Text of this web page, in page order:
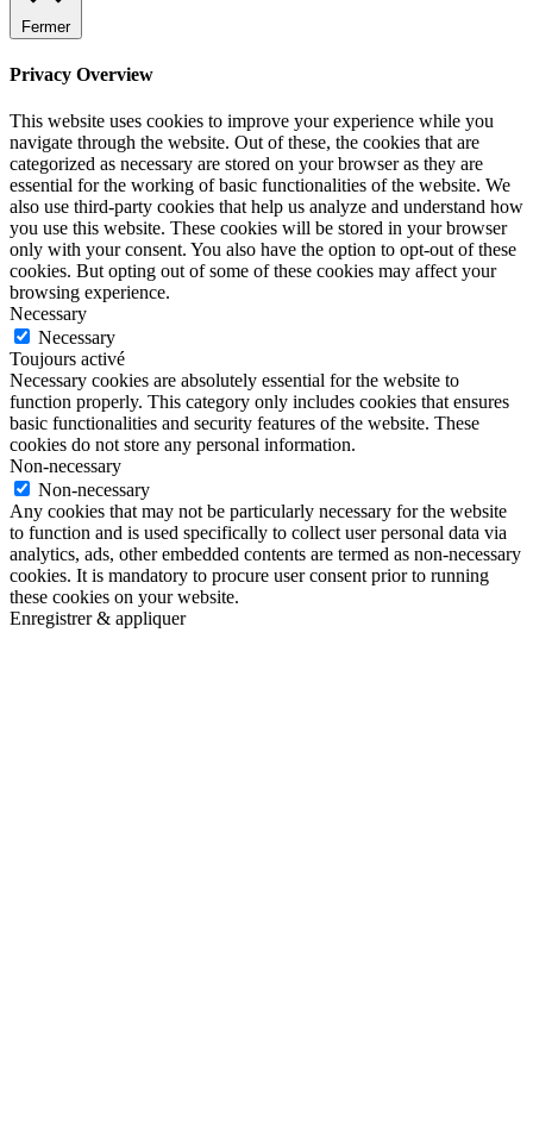
Fermer
Privacy Overview
This website uses cookies to improve your experience while you
navigate through the website. Out of these, the cookies that are
categorized as necessary are stored on your browser as they are
essential for the working of basic functionalities of the website. We
also use third-party cookies that help us analyze and understand how
you use this website. These cookies will be stored in your browser
only with your consent. You also have the option to opt-out of these
cookies. But opting out of some of these cookies may affect your
browsing experience.
Necessary
Necessary
Toujours activé
Necessary cookies are absolutely essential for the website to
function properly. This category only includes cookies that ensures
basic functionalities and security features of the website. These
cookies do not store any personal information.
Non-necessary
Non-necessary
Any cookies that may not be particularly necessary for the website
to function and is used specifically to collect user personal data via
analytics, ads, other embedded contents are termed as non-necessary
cookies. It is mandatory to procure user consent prior to running
these cookies on your website.
Enregistrer & appliquer